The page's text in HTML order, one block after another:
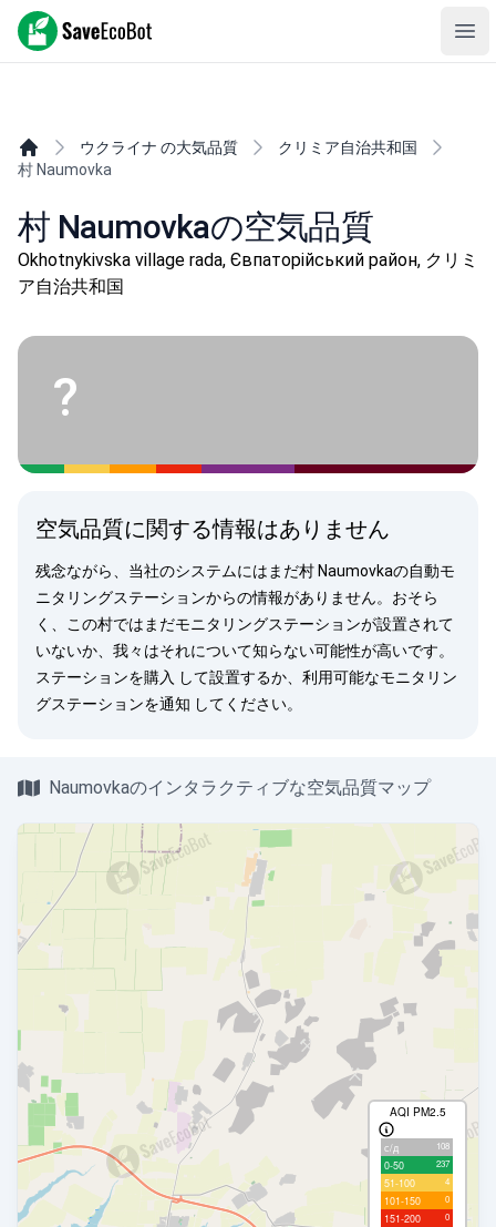
SaveEcoBot
ウクライナ の大気品質
クリミア自治共和国
村 Naumovka
村 Naumovkaの空気品質
Okhotnykivska village rada, Євпаторійський район, クリミ
ア自治共和国
?
空気品質に関する情報はありません
残念ながら、当社のシステムにはまだ村 Naumovkaの自動モ
ニタリングステーションからの情報がありません。おそら
く、この村ではまだモニタリングステーションが設置されて
いないか、我々はそれについて知らない可能性が高いです。
ステーションを購入 して設置するか、利用可能なモニタリン
グステーションを通知 してください。
Naumovkaのインタラクティブな空気品質マップ
AQI PM2.5
с/д 108
0-50 237
51-100 4
101-150 0
151-200 0